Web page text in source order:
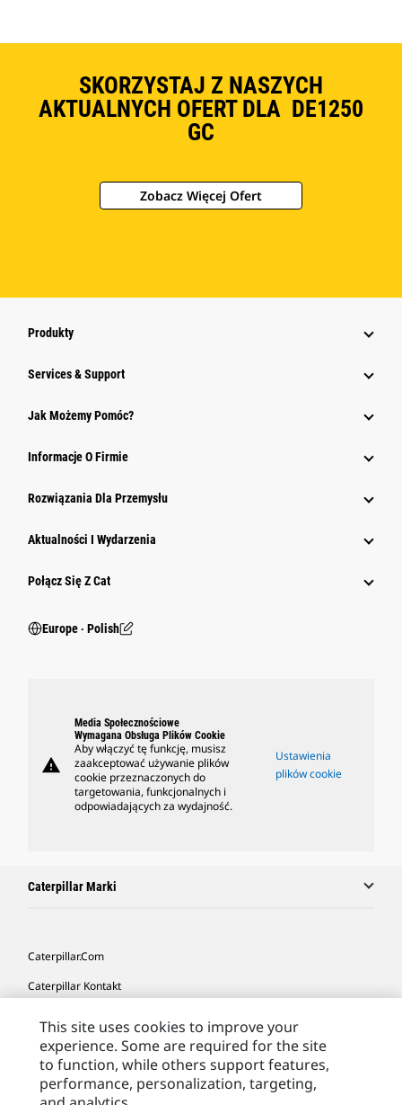
SKORZYSTAJ Z NASZYCH
AKTUALNYCH OFERT DLA DE1250
GC
Zobacz Więcej Ofert
Produkty
Services & Support
Jak Możemy Pomóc?
Informacje O Firmie
Rozwiązania Dla Przemysłu
Aktualności I Wydarzenia
Połącz Się Z Cat
Europe ‧ Polish
warning
Media Społecznościowe
Wymagana Obsługa Plików Cookie
Aby włączyć tę funkcję, musisz
zaakceptować używanie plików
cookie przeznaczonych do
targetowania, funkcjonalnych i
odpowiadających za wydajność.
Ustawienia
plików cookie
Caterpillar Marki
Caterpillar.com
Caterpillar Kontakt
Moje Preferencje Marketingowe
Site Map
This site uses cookies to improve your
experience. Some are required for the site
to function, while others support features,
performance, personalization, targeting,